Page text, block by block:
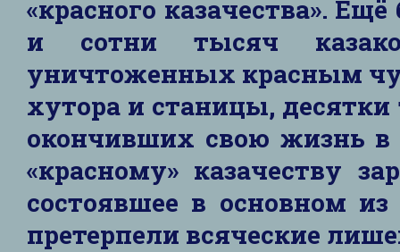
«красного казачества».
и сотни тысяч
уничтоженных красным
хутора и станицы,
окончивших свою жизнь в
«красному» казачеству
состоявшее в основном
претерпели всяческие